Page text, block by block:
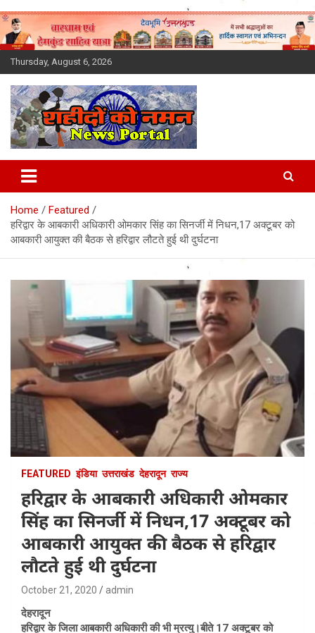
Skip
to
content
Thursday, August 6, 2026
Latest News Today, Breaking
News, Uttarakhand News in
Hindi
Home
Featured
हरिद्वार के आबकारी अधिकारी ओमकार सिंह का सिनर्जी में निधन,17 अक्टूबर को
आबकारी आयुक्त की बैठक से हरिद्वार लौटते हुई थी दुर्घटना
FEATURED इंडिया उत्तराखंड देहरादून राज्य
हरिद्वार के आबकारी अधिकारी ओमकार
सिंह का सिनर्जी में निधन,17 अक्टूबर को
आबकारी आयुक्त की बैठक से हरिद्वार
लौटते हुई थी दुर्घटना
October 21, 2020 admin
देहरादून
हरिद्वार के जिला आबकारी अधिकारी की भी म्रत्यु।बीते 17 अक्टूबर को